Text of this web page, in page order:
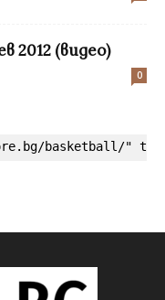
2012 (видео)
0
basketball/"